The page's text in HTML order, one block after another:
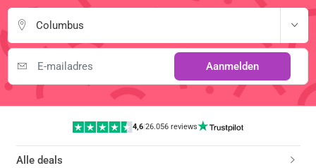
Columbus
Aanmelden
4,6|26.056 reviews
Alle deals